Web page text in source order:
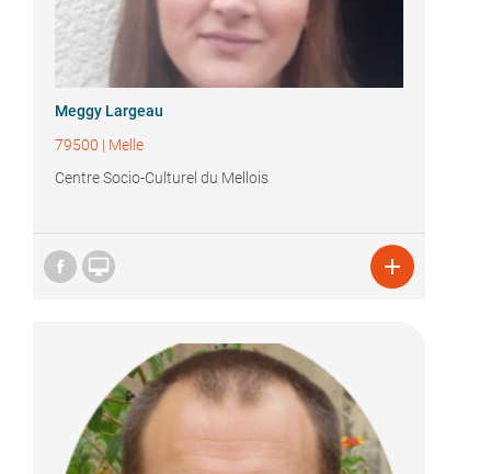
Meggy Largeau
79500 | Melle
Centre Socio-Culturel du Mellois
 